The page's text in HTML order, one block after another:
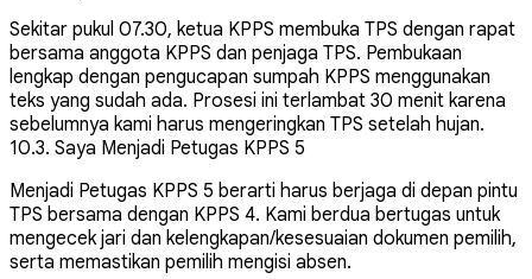
Sekitar pukul 07.30, ketua KPPS membuka TPS dengan rapat
bersama anggota KPPS dan penjaga TPS. Pembukaan
lengkap dengan pengucapan sumpah KPPS menggunakan
teks yang sudah ada. Prosesi ini terlambat 30 menit karena
sebelumnya kami harus mengeringkan TPS setelah hujan.
10.3. Saya Menjadi Petugas KPPS 5
Menjadi Petugas KPPS 5 berarti harus berjaga di depan pintu
TPS bersama dengan KPPS 4. Kami berdua bertugas untuk
mengecek jari dan kelengkapan/kesesuaian dokumen pemilih,
serta memastikan pemilih mengisi absen.